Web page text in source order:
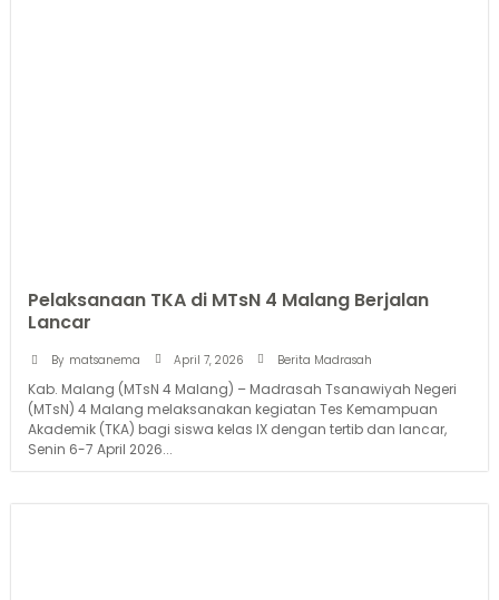
Pelaksanaan TKA di MTsN 4 Malang Berjalan
Lancar
By matsanema April 7, 2026 Berita Madrasah
Kab. Malang (MTsN 4 Malang) – Madrasah Tsanawiyah Negeri
(MTsN) 4 Malang melaksanakan kegiatan Tes Kemampuan
Akademik (TKA) bagi siswa kelas IX dengan tertib dan lancar,
Senin 6-7 April 2026...